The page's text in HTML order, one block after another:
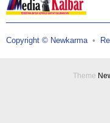
Copyright © Newkarma
Theme